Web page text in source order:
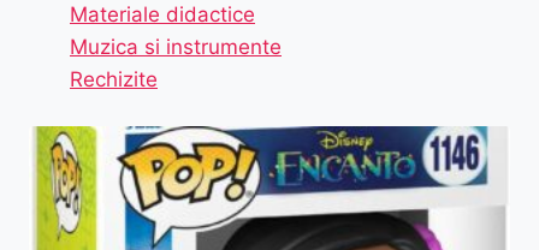
Materiale didactice
Muzica si instrumente
Rechizite